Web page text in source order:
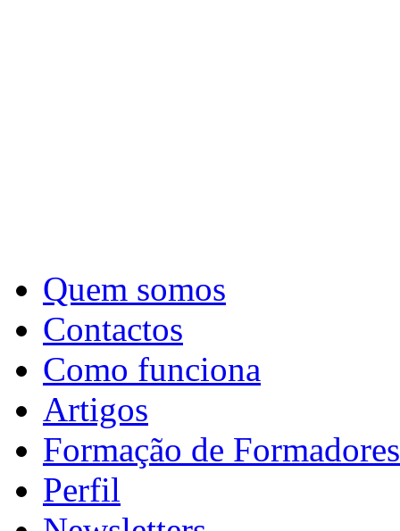
Quem somos
Contactos
Como funciona
Artigos
Formação de Formadores
Perfil